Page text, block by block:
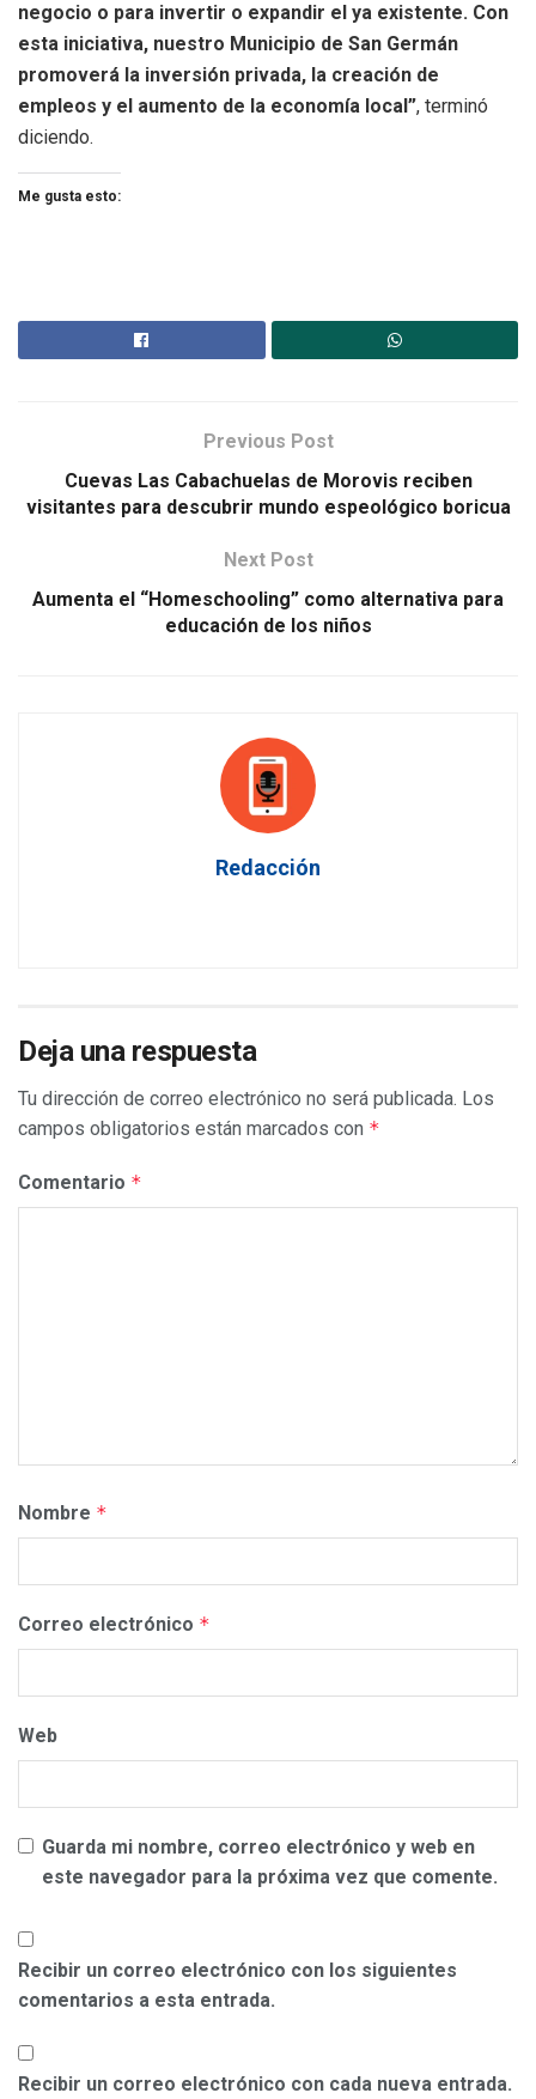
negocio o para invertir o expandir el ya existente. Con
esta iniciativa, nuestro Municipio de San Germán
promoverá la inversión privada, la creación de
empleos y el aumento de la economía local”, terminó
diciendo.
Me gusta esto:
Previous Post
Cuevas Las Cabachuelas de Morovis reciben
visitantes para descubrir mundo espeológico boricua
Next Post
Aumenta el “Homeschooling” como alternativa para
educación de los niños
Redacción
Deja una respuesta
Tu dirección de correo electrónico no será publicada. Los
campos obligatorios están marcados con *
Comentario *
Nombre *
Correo electrónico *
Web
Guarda mi nombre, correo electrónico y web en
este navegador para la próxima vez que comente.
Recibir un correo electrónico con los siguientes
comentarios a esta entrada.
Recibir un correo electrónico con cada nueva entrada.